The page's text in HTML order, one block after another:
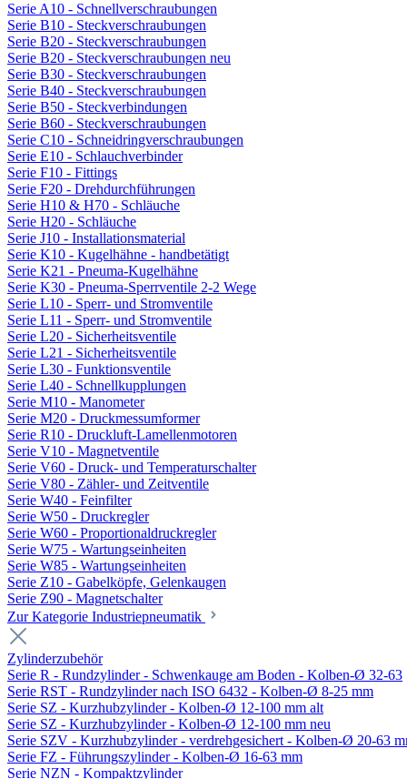
Serie A10 - Schnellverschraubungen
Serie B10 - Steckverschraubungen
Serie B20 - Steckverschraubungen
Serie B20 - Steckverschraubungen neu
Serie B30 - Steckverschraubungen
Serie B40 - Steckverschraubungen
Serie B50 - Steckverbindungen
Serie B60 - Steckverschraubungen
Serie C10 - Schneidringverschraubungen
Serie E10 - Schlauchverbinder
Serie F10 - Fittings
Serie F20 - Drehdurchführungen
Serie H10 & H70 - Schläuche
Serie H20 - Schläuche
Serie J10 - Installationsmaterial
Serie K10 - Kugelhähne - handbetätigt
Serie K21 - Pneuma-Kugelhähne
Serie K30 - Pneuma-Sperrventile 2-2 Wege
Serie L10 - Sperr- und Stromventile
Serie L11 - Sperr- und Stromventile
Serie L20 - Sicherheitsventile
Serie L21 - Sicherheitsventile
Serie L30 - Funktionsventile
Serie L40 - Schnellkupplungen
Serie M10 - Manometer
Serie M20 - Druckmessumformer
Serie R10 - Druckluft-Lamellenmotoren
Serie V10 - Magnetventile
Serie V60 - Druck- und Temperaturschalter
Serie V80 - Zähler- und Zeitventile
Serie W40 - Feinfilter
Serie W50 - Druckregler
Serie W60 - Proportionaldruckregler
Serie W75 - Wartungseinheiten
Serie W85 - Wartungseinheiten
Serie Z10 - Gabelköpfe, Gelenkaugen
Serie Z90 - Magnetschalter
Zur Kategorie Industriepneumatik
Zylinderzubehör
Serie R - Rundzylinder - Schwenkauge am Boden - Kolben-Ø 32-63
Serie RST - Rundzylinder nach ISO 6432 - Kolben-Ø 8-25 mm
Serie SZ - Kurzhubzylinder - Kolben-Ø 12-100 mm alt
Serie SZ - Kurzhubzylinder - Kolben-Ø 12-100 mm neu
Serie SZV - Kurzhubzylinder - verdrehgesichert - Kolben-Ø 20-63
Serie FZ - Führungszylinder - Kolben-Ø 16-63 mm
Serie NZN - Kompaktzylinder